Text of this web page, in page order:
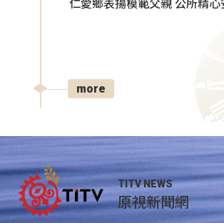
仁愛鄉表揚模範父親 公所精心
more
TITV NEWS
原視新聞網